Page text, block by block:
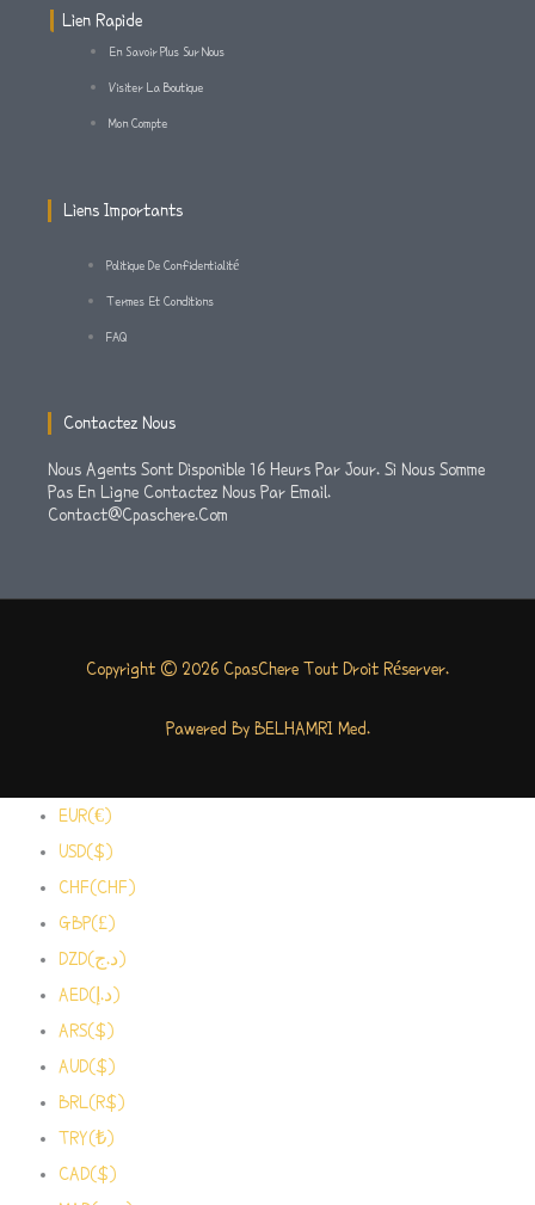
R
Lien Rapide
En Savoir Plus Sur Nous
Visiter La Boutique
Mon Compte
Liens Importants
Politique De Confidentialité
Termes Et Conditions
FAQ
Contactez Nous
Nous Agents Sont Disponible 16 Heurs Par Jour. Si Nous Somme
Pas En Ligne Contactez Nous Par Email.
Contact@cpaschere.com
Copyright © 2026 CpasChere Tout Droit Réserver.
Pawered By BELHAMRI Med.
EUR(€)
USD($)
CHF(CHF)
GBP(£)
DZD(د.ج)
AED(د.إ)
ARS($)
AUD($)
BRL(R$)
TRY(₺)
CAD($)